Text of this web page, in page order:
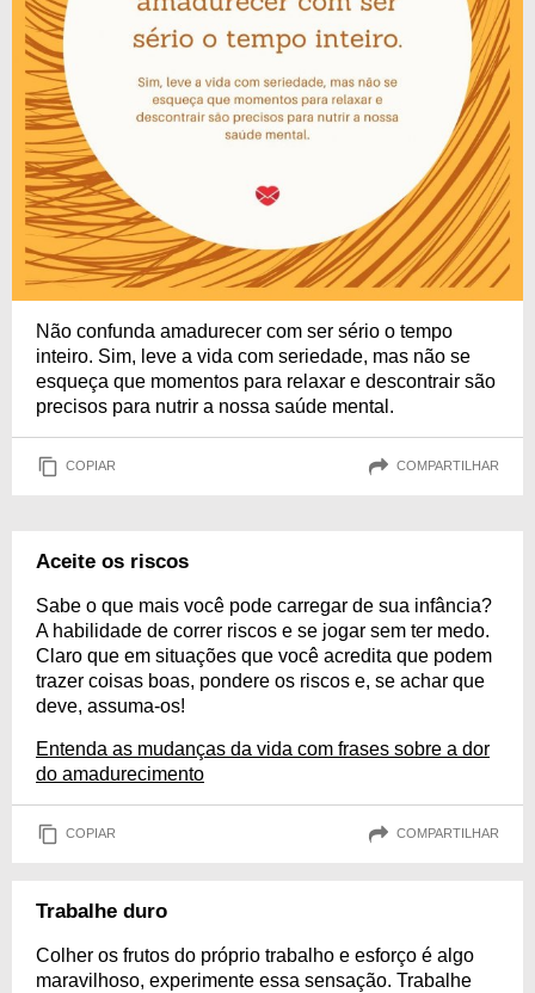
Não confunda amadurecer com ser sério o tempo
inteiro. Sim, leve a vida com seriedade, mas não se
esqueça que momentos para relaxar e descontrair são
precisos para nutrir a nossa saúde mental.
COPIAR COMPARTILHAR
Aceite os riscos
Sabe o que mais você pode carregar de sua infância?
A habilidade de correr riscos e se jogar sem ter medo.
Claro que em situações que você acredita que podem
trazer coisas boas, pondere os riscos e, se achar que
deve, assuma-os!
Entenda as mudanças da vida com frases sobre a dor
do amadurecimento
COPIAR COMPARTILHAR
Trabalhe duro
Colher os frutos do próprio trabalho e esforço é algo
maravilhoso, experimente essa sensação. Trabalhe